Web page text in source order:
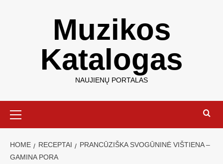
Muzikos
Katalogas
NAUJIENŲ PORTALAS
HOME RECEPTAI
PRANCŪZIŠKA SVOGŪNINĖ VIŠTIENA –
GAMINA PORA